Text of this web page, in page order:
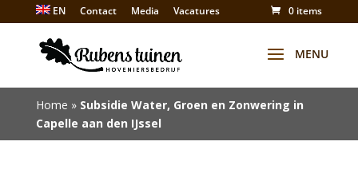
EN Contact Media
Vacatures
Winkel
0 items
Home » Subsidie Water, Groen en Zonwering in
Capelle aan den IJssel